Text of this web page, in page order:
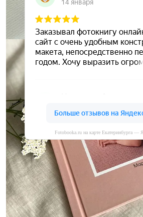
Fotobooka.ru на карте Екатеринбурга —
Сохраните ваши
А мы вам в этом